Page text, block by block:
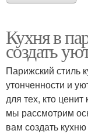
Кухня в
создать
Парижский стиль
утонченности и
для тех, кто
мы рассмотрим
вам создать